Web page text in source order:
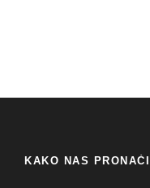
KAKO NAS